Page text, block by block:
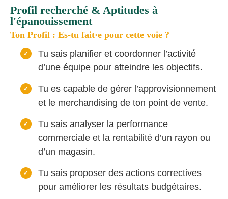
Profil recherché & Aptitudes à
l'épanouissement
Ton Profil : Es-tu fait·e pour cette voie ?
Tu sais planifier et coordonner l’activité
d’une équipe pour atteindre les objectifs.
Tu es capable de gérer l’approvisionnement
et le merchandising de ton point de vente.
Tu sais analyser la performance
commerciale et la rentabilité d’un rayon ou
d’un magasin.
Tu sais proposer des actions correctives
pour améliorer les résultats budgétaires.